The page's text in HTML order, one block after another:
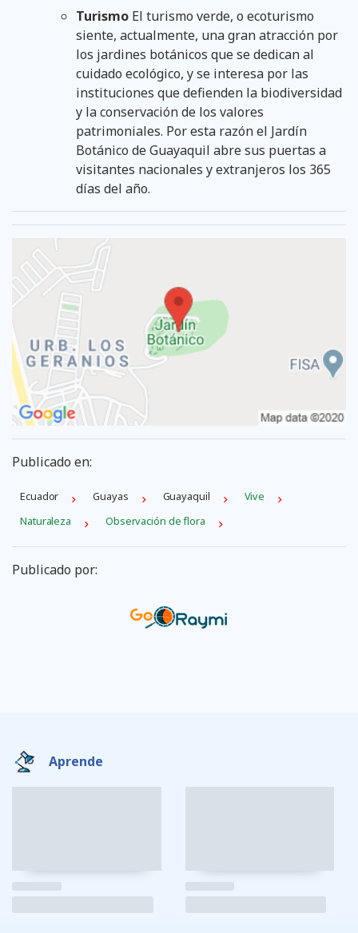
Turismo El turismo verde, o ecoturismo
siente, actualmente, una gran atracción por
los jardines botánicos que se dedican al
cuidado ecológico, y se interesa por las
instituciones que defienden la biodiversidad
y la conservación de los valores
patrimoniales. Por esta razón el Jardín
Botánico de Guayaquil abre sus puertas a
visitantes nacionales y extranjeros los 365
días del año.
Publicado en:
Ecuador Guayas Guayaquil
Vive
Naturaleza
Observación de flora
Publicado por:
Aprende